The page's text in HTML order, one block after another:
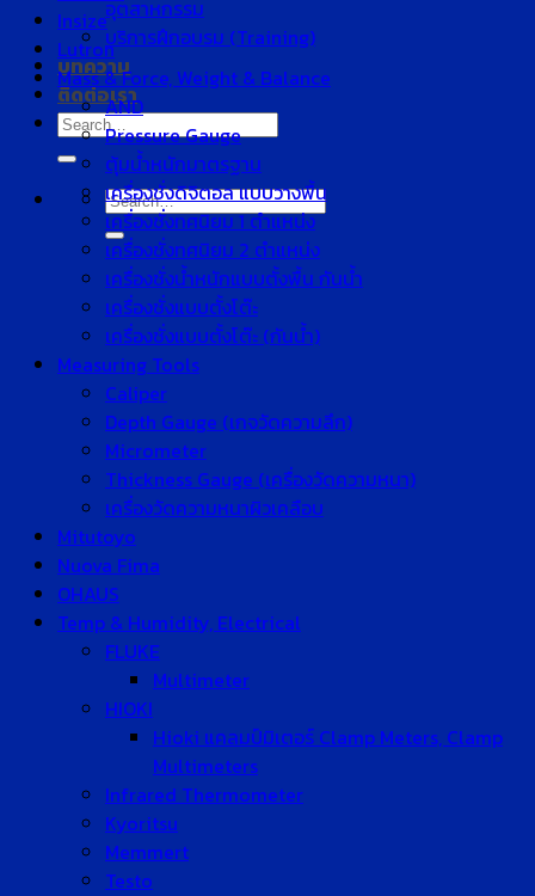
อุตสาหกรรม
บริการฝึกอบรม (Training)
บทความ
ติดต่อเรา
Search
for:
Search
for:
Insize
Lutron
Mass & Force, Weight & Balance
AND
Pressure Gauge
ตุ้มน้ำหนักมาตรฐาน
เครื่องชั่งดิจิตอล แบบวางพื้น
เครื่องชั่งทศนิยม 1 ตำแหน่ง
เครื่องชั่งทศนิยม 2 ตำแหน่ง
เครื่องชั่งน้ำหนักแบบตั้งพื้น กันน้ำ
เครื่องชั่งแบบตั้งโต๊ะ
เครื่องชั่งแบบตั้งโต๊ะ (กันน้ำ)
Measuring Tools
Caliper
Depth Gauge (เกจวัดความลึก)
Micrometer
Thickness Gauge (เครื่องวัดความหนา)
เครื่องวัดความหนาผิวเคลือบ
Mitutoyo
Nuova Fima
OHAUS
Temp & Humidity, Electrical
FLUKE
Multimeter
HIOKI
Hioki แคลมป์มิเตอร์ Clamp Meters, Clamp
Multimeters
Infrared Thermometer
Kyoritsu
Memmert
Testo